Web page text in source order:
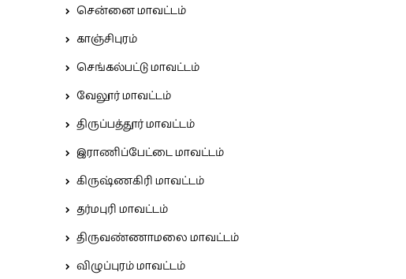
சென்னை மாவட்டம்
காஞ்சிபுரம்
செங்கல்பட்டு மாவட்டம்
வேலூர் மாவட்டம்
திருப்பத்தூர் மாவட்டம்
இராணிப்பேட்டை மாவட்டம்
கிருஷ்ணகிரி மாவட்டம்
தர்மபுரி மாவட்டம்
திருவண்ணாமலை மாவட்டம்
விழுப்புரம் மாவட்டம்